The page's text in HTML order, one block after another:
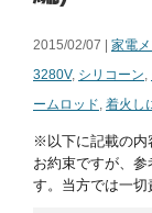
2015/02/07 | 家電
3280V, シリコーン,
ームロッド, 着火し
※以下に記載の内
お約束ですが、
す。当方では一